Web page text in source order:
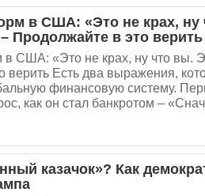
в США: «Это не крах, ну
Продолжайте в это верить
США: «Это не крах, ну что вы.
верить Есть два выражения,
финансовую систему.
как он стал банкротом –
казачок»? Как